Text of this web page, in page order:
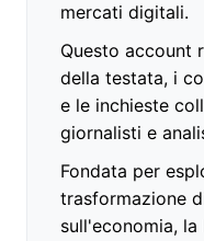
mercati digitali.
Questo account
della testata, i
e le inchieste
giornalisti e
Fondata per
trasformazione
sull'economia,